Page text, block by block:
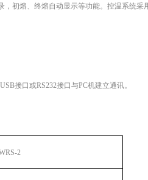
初熔、终熔自动显示等功能。控温系统采
接口或RS232接口与PC机建立通讯。
2